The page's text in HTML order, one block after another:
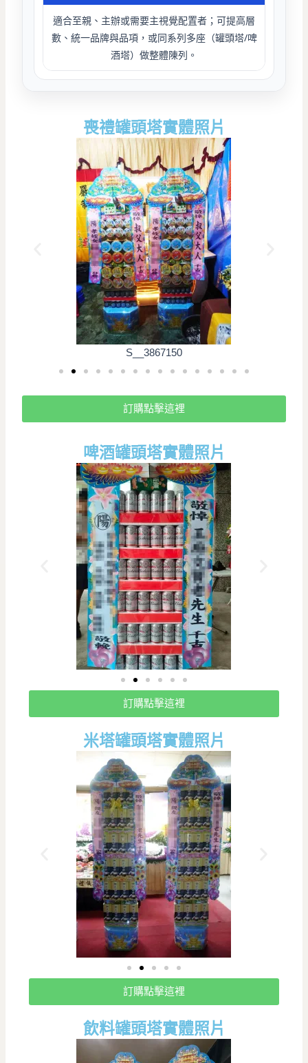
適合至親、主辦或需要主視覺配置者；可提高層
數、統一品牌與品項，或同系列多座（罐頭塔/啤
酒塔）做整體陳列。
喪禮罐頭塔實體照片
S__3867150
訂購點擊這裡
啤酒罐頭塔實體照片
訂購點擊這裡
米塔罐頭塔實體照片
訂購點擊這裡
飲料罐頭塔實體照片